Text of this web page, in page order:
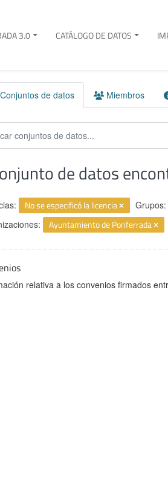
3.0 CATÁLOGO DE DATOS
de datos Miembros
de datos
No se especificó la licencia Grupos:
Ayuntamiento de Ponferrada
relativa a los convenios firmados